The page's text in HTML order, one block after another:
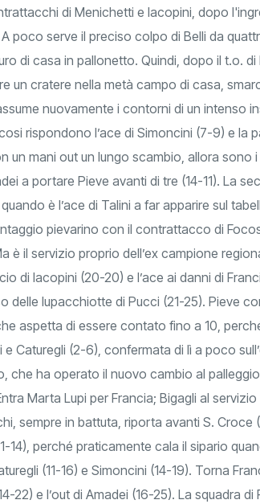
di Menichetti e Iacopini, dopo
poco serve il preciso colpo di Belli da
di casa in pallonetto. Quindi, dopo il t.o.
un cratere nella metà campo di casa,
nuovamente i contorni di un intenso
rispondono l’ace di Simoncini (7-9) e la
un mani out un lungo scambio, allora sono i
a portare Pieve avanti di tre (14-11). La
è l’ace di Talini a far apparire sul
pievarino con il contrattacco di
è il servizio proprio dell’ex campione
di Iacopini (20-20) e l’ace ai danni di
delle lupacchiotte di Pucci (21-25). Pieve
aspetta di essere contato fino a 10,
Caturegli (2-6), confermata di lì a poco
che ha operato il nuovo cambio al
Marta Lupi per Francia; Bigagli al
sempre in battuta, riporta avanti S. Croce
14), perché praticamente cala il sipario
(11-16) e Simoncini (14-19). Torna
22) e l’out di Amadei (16-25). La squadra